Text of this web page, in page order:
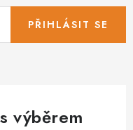
PŘIHLÁSIT SE
výběrem